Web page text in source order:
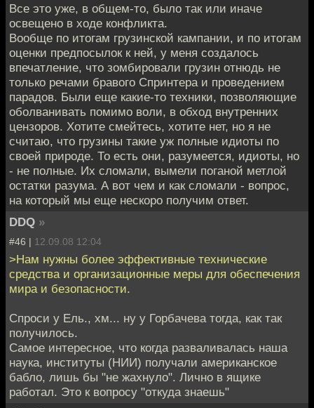
Все это уже, в общем-то, было так или иначе
освещено в ходе конфликта.
Вообще по итогам грузинской кампании, и по итогам
оценки предпосылок к ней, у меня создалось
впечатление, что зомбировали грузин отнюдь не
только речами бравого Спринтера и проведением
парадов. Были еще какие-то техники, позволяющие
оболванивать помимо воли, в обход внутренних
цензоров. Хотите смейтесь, хотите нет, но я не
считаю, что грузины такие уж полные идиоты по
своей природе. То есть они, разумеется, идиоты, но
- не полные. Их сломали, вымели поганой метлой
остатки разума. А вот чем и как сломали - вопрос,
на который мы еще нескоро получим ответ.
DDQ »
#46 | 12.09.08 12:04
>Нам нужны более эффективные технические
средства и организационные меры для обеспечения
мира и безопасности.
Спроси у Ель., хм... ну у Горбачева тогда, как так
получилось.
Самое интересное, что когда разваливалась наша
наука, институты (НИИ) получали американское
бабло, лишь бы "не жахнуло". Лично в ящике
работал. Это к вопросу "откуда знаешь"